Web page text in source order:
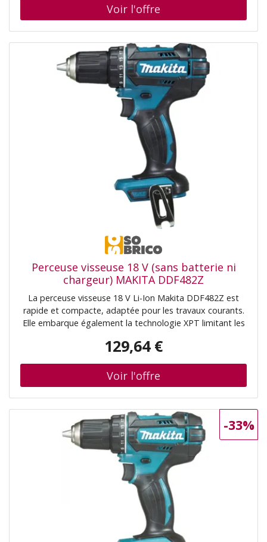
Grands canaux d'élimination de la poussière et
conception à 4 spirales pour une vitesse de perçage
maximale Pointe de centrage pyramidale à 90° pour un
centrage profond et stable Pour percer dans le béton
béton armé et maçonnerie
Perceuse visseuse 18 V (sans batterie ni
chargeur) MAKITA DDF482Z
La perceuse visseuse 18 V Li-Ion Makita DDF482Z est
rapide et compacte, adaptée pour les travaux courants.
Elle embarque également la technologie XPT limitant les
d'une protection de batteries contre la
rallonger sa durée de vie. Elle est dotée d'une pignonerie
entièrement métallique et un double éclairage LED
intégré, adapté pour des travaux en endroits sombres.
La vitesse variable à la gâchette assure un contrôle
parfait de la machine en fonction du travail à effectuer.
En outre, l'inverseur de sens de rotation facilite
également le travail et le crochet ceinture peut être
positionné à gauche et à droite. La poignée à
revêtement Soft Grip offre plus de confort lors de
l'utilisation. Caractéristiques techniques : Tension : 18 V
(LXT) Vitesse à vide max : 0 - 600 / 0 - 1900 min-¹ Couple
max. fixation franc/élast : 62 / 36 Nm Réglage couple
embrayage : 21 Tige de conduite : 1/2"-20UNF *
Capacité du mandrin : 1,5 - 13 mm Dimensions du
129,64 €
-33%